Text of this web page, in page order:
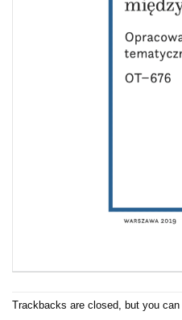
Trackbacks are closed, but you can